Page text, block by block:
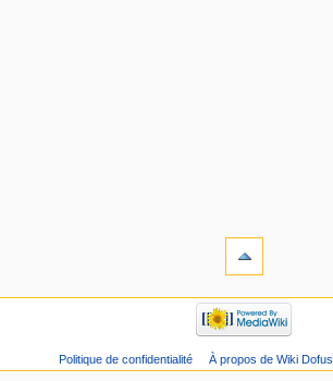
Politique de confidentialité À propos de Wiki Dofus